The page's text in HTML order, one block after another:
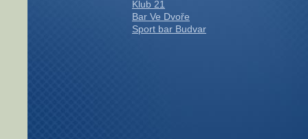
Klub 21
Bar Ve Dvoře
Sport bar Budvar